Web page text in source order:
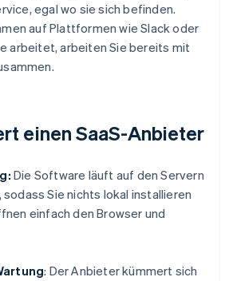
egal wo sie sich befinden.
auf Plattformen wie Slack oder
arbeitet, arbeiten Sie bereits mit
einen SaaS-Anbieter
Die Software läuft auf den Servern
Sie nichts lokal installieren
einfach den Browser und
: Der Anbieter kümmert sich